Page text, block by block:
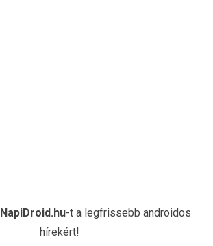
NapiDroid.hu-t a legfrissebb androidos
hírekért!